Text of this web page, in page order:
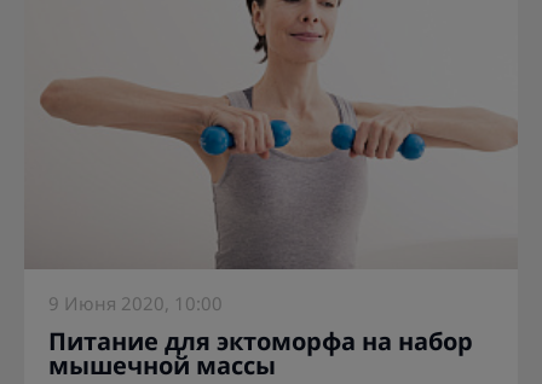
9 Июня 2020, 10:00
Питание для эктоморфа на набор
мышечной массы